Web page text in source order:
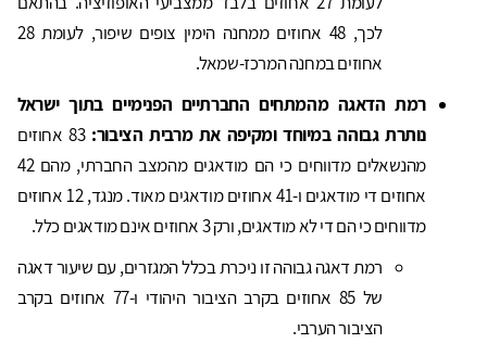
לכך, 48 אחוזים ממחנה הימין צופים שיפור, לעומת 28
אחוזים במחנה המרכז-שמאל.
רמת הדאגה מהמתחים החברתיים הפנימיים בתוך ישראל
נותרת גבוהה במיוחד ומקיפה את מרבית הציבור:
83 אחוזים
מהנשאלים מדווחים כי הם מודאגים מהמצב החברתי, מהם 42
אחוזים די מודאגים ו-41 אחוזים מודאגים מאוד. מנגד, 12 אחוזים
מדווחים כי הם די לא מודאגים, ורק 3 אחוזים אינם מודאגים כלל.
רמת דאגה גבוהה זו ניכרת בכלל המגזרים, עם שיעור דאגה
של 85 אחוזים בקרב הציבור היהודי ו-77 אחוזים בקרב
הציבור הערבי.